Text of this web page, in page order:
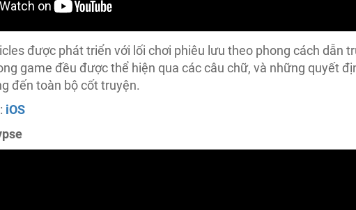
được phát triển với lối chơi phiêu lưu theo phong cách dẫn
game đều được thể hiện qua các câu chữ, và những quyết
đến toàn bộ cốt truyện.
iOS